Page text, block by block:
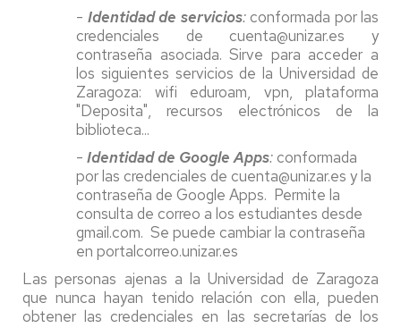
- Identidad de servicios:conformada por las
credenciales de cuenta@unizar.es y
contraseña asociada. Sirve para acceder a
los siguientes servicios de la Universidad de
Zaragoza: wifi eduroam, vpn, plataforma
"Deposita", recursos electrónicos de la
biblioteca...
- Identidad de Google Apps:conformada
por las credenciales de cuenta@unizar.es y la
contraseña de Google Apps. Permite la
consulta de correo a los estudiantes desde
gmail.com. Se puede cambiar la contraseña
en portalcorreo.unizar.es
Las personas ajenas a la Universidad de Zaragoza
que nunca hayan tenido relación con ella, pueden
obtener las credenciales en las secretarías de los